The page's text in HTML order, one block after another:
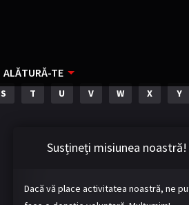
ALĂTURĂ-TE
S T U V W X Y
Susțineți misiunea noastră!
Dacă vă place activitatea noastră, ne